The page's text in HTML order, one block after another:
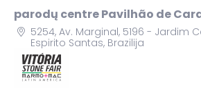
parodų centre Pavilhão de
5254, Av. Marginal, 5196 - Jardim
Espirito Santas, Brazilija